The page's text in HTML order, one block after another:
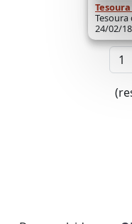
Tesoura
24/02/